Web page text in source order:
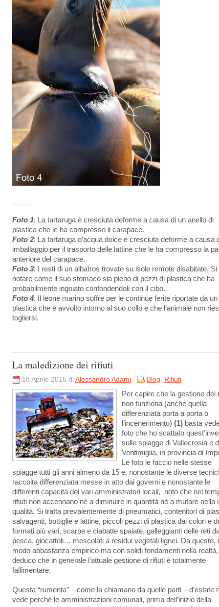
Foto 1: La tartaruga è cresciuta deforme a causa di un anello di
plastica che le ha compresso il carapace.
Foto 2: La tartaruga d’acqua dolce è cresciuta deforme a causa
imballaggio per il trasporto delle lattine che le ha compresso la
anteriore del carapace.
Foto 3: I resti di un albatros trovato su isole remote disabitate. Si
notare come il suo stomaco sia pieno di pezzi di plastica che ha
probabilmente ingoiato confondendoli con il cibo.
Foto 4: Il leone marino soffre per le continue ferite riportate da un
plastica che è avvolto intorno al suo collo e che l’animale non
togliersi.
La maledizione dei rifiuti
18 Aprile 2015 di Alessandro Adami Blog, Rifiuti
Per capire che la gestione dei
non funziona (anche quella
differenziata porta a porta o
l’incenerimento) (1) basta
foto che ho scattato
sulle spiagge di Vallecrosia e
Ventimiglia, in provincia di
Le foto le faccio nelle stesse
spiagge tutti gli anni almeno da 15 e, nonostante le diverse
raccolta differenziata messe in atto dai governi e nonostante le
differenti capacità dei vari amministratori locali, noto che nel
rifiuti non accennano né a diminuire in quantità né a mutare nella
qualità. Si tratta prevalentemente di pneumatici, contenitori di
salvagenti, bottiglie e lattine, piccoli pezzi di plastica dai colori e
formati più vari, scarpe e ciabatte spaiate, galleggianti delle reti
pesca, giocattoli… mescolati a residui vegetali lignei. Da questo,
modo abbastanza empirico ma con solidi fondamenti nella realtà,
deduco che in generale l’attuale gestione di rifiuti è totalmente
fallimentare.
Questa “rumenta” – come la chiamano da quelle parti – d’estate
vede perché le amministrazioni comunali, prima dell’inizio della